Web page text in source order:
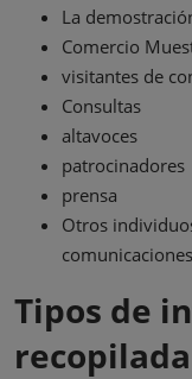
La
Comercio
visitantes de
Consultas
altavoces
patrocinadores
prensa
Otros
Tipos de
recopilada